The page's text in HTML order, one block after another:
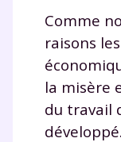
Comme
raisons
la misère
du travail